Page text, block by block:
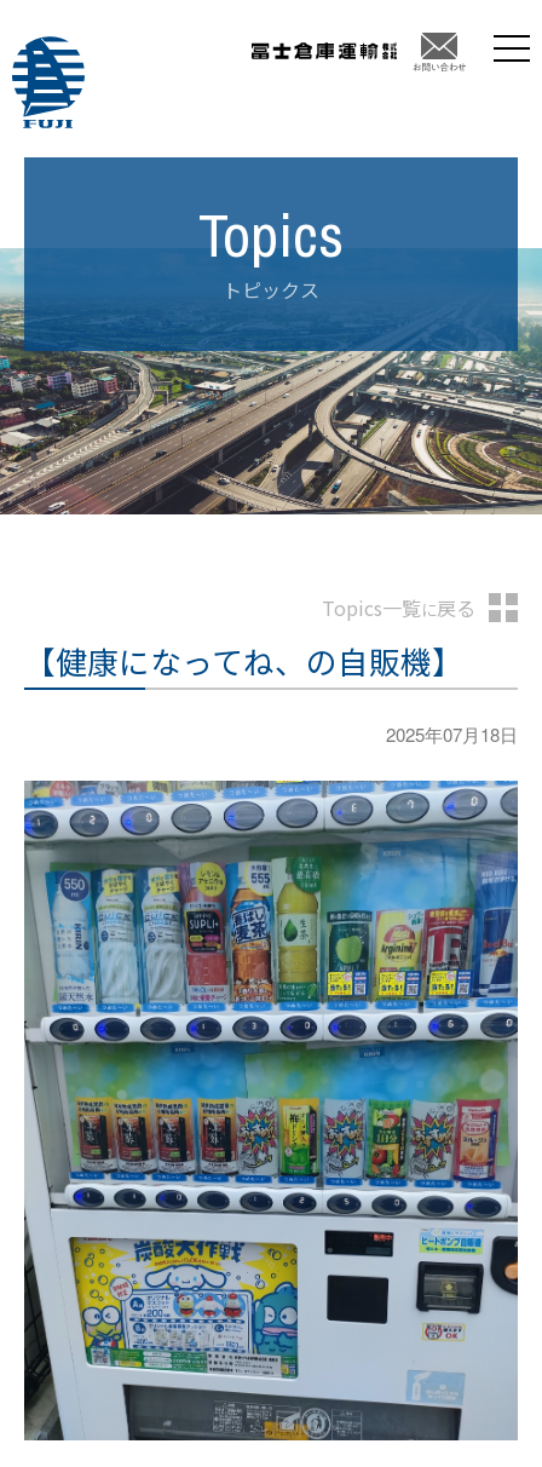
トピックス
【健康になってね、の自販機】
2025年07月18日
Topics一覧に戻る